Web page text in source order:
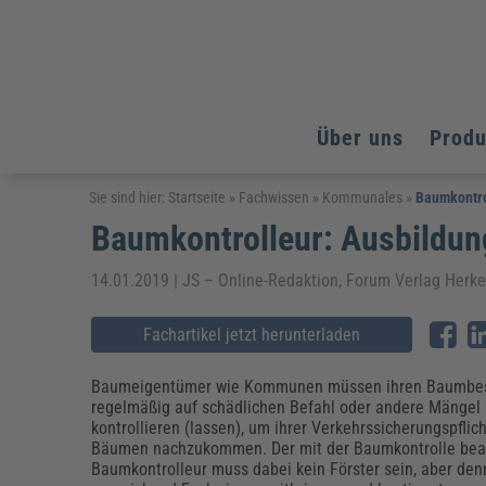
Über uns
Arbeitsschutz
Fachpublikationen & Arbeitshilfen
Arbeitssicherheit & Gesundheitsschutz
Brandschutz
Assistenz & Office-Management
Baurecht & Architektenrecht
Energieoptimiertes & klimaneutrales Bauen
Fachpublikationen & Arbeitshilfen
Kinderschutz, Jugendhilfe & Inklusion
Datenschutz & IT-Recht
Datenschutz & IT-Sicherheit
Elektrosicherheit
Elektrosicherheit & Elektrotechnik
Energie und Umwelt
Fachpublikationen & Arbeitshilfen
Weiterbildungen (AKADEMIE HERKERT)
Arbeitsschutz
Bildung und Erziehung
Energie und Umwelt
Kommunales
Reisekosten und Finanzen
Arbeitsschutz
Bildung und Erziehung
Energie und Umwelt
Kommunales
Reisekosten und Finanzen
Sie sind hier: Startseite » Fachwissen » Kommunales »
Baumkontrolleur:
14.01.2019 | JS – Online-Redaktion, Forum Verlag
Fachartikel jetzt herunterladen
Baumeigentümer wie Kommunen müssen ihren
regelmäßig auf schädlichen Befahl oder andere Mängel
kontrollieren (lassen), um ihrer
Bäumen nachzukommen. Der mit der Baumkontrolle
Baumkontrolleur muss dabei kein Förster sein, aber